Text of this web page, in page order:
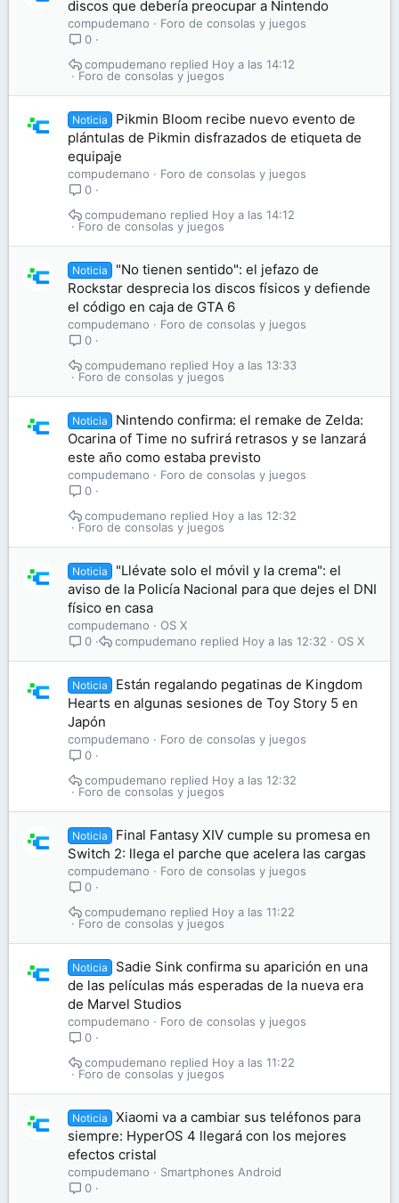
discos que debería preocupar a Nintendo
compudemano
Foro de consolas y juegos
0
Foro de consolas y juegos
Hoy a las 14:12
compudemano
Noticia
Pikmin Bloom recibe nuevo evento de
plántulas de Pikmin disfrazados de etiqueta de
equipaje
compudemano
Foro de consolas y juegos
0
Foro de consolas y juegos
Hoy a las 14:12
compudemano
Noticia
"No tienen sentido": el jefazo de
Rockstar desprecia los discos físicos y defiende
el código en caja de GTA 6
compudemano
Foro de consolas y juegos
0
Foro de consolas y juegos
Hoy a las 13:33
compudemano
Noticia
Nintendo confirma: el remake de Zelda:
Ocarina of Time no sufrirá retrasos y se lanzará
este año como estaba previsto
compudemano
Foro de consolas y juegos
0
Foro de consolas y juegos
Hoy a las 12:32
compudemano
Noticia
"Llévate solo el móvil y la crema": el
aviso de la Policía Nacional para que dejes el DNI
físico en casa
compudemano
OS X
0
OS X
Hoy a las 12:32
compudemano
Noticia
Están regalando pegatinas de Kingdom
Hearts en algunas sesiones de Toy Story 5 en
Japón
compudemano
Foro de consolas y juegos
0
Foro de consolas y juegos
Hoy a las 12:32
compudemano
Noticia
Final Fantasy XIV cumple su promesa en
Switch 2: llega el parche que acelera las cargas
compudemano
Foro de consolas y juegos
0
Foro de consolas y juegos
Hoy a las 11:22
compudemano
Noticia
Sadie Sink confirma su aparición en una
de las películas más esperadas de la nueva era
de Marvel Studios
compudemano
Foro de consolas y juegos
0
Foro de consolas y juegos
Hoy a las 11:22
compudemano
Noticia
Xiaomi va a cambiar sus teléfonos para
siempre: HyperOS 4 llegará con los mejores
efectos cristal
compudemano
Smartphones Android
0